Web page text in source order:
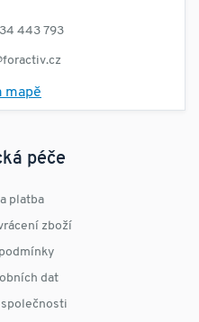
443 793
mapě
péče
platba
zboží
dat